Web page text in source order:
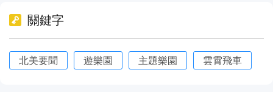
關鍵字
北美要聞 遊樂園 主題樂園 雲霄飛車